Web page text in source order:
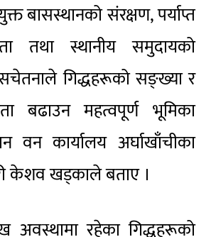
बासस्थानको संरक्षण, पर्याप्त
तथा स्थानीय समुदायको
सचेतनाले गिद्धहरूको सङ्ख्या र
बढाउन महत्वपूर्ण भूमिका
वन कार्यालय अर्घाखाँचीका
केशव खड्काले बताए ।
अवस्थामा रहेका गिद्धहरूको